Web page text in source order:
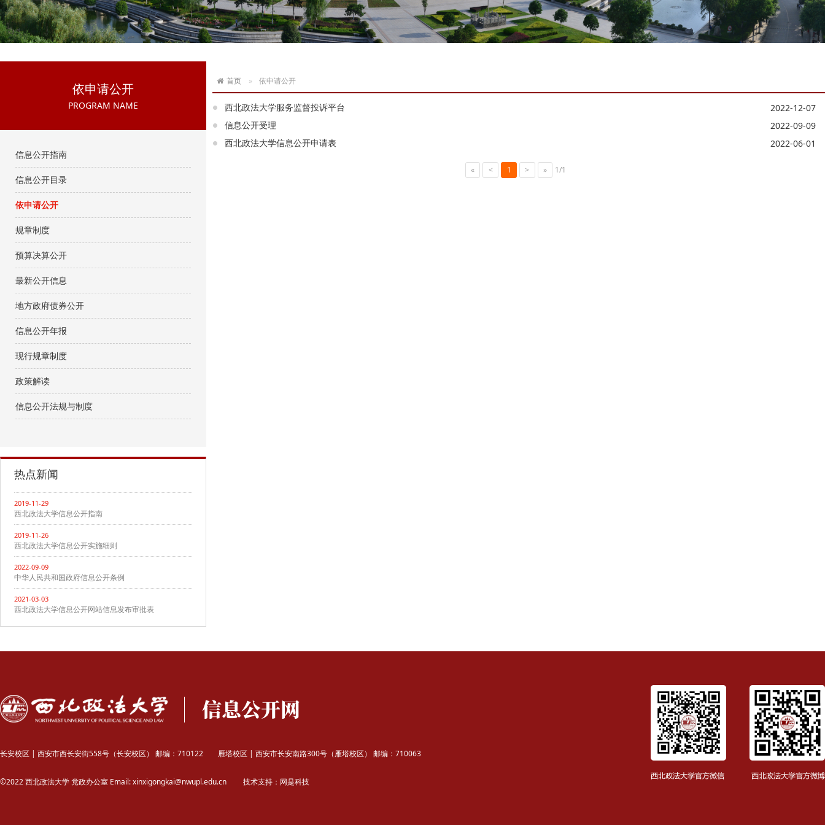
依申请公开
PROGRAM NAME
信息公开指南
信息公开目录
依申请公开
规章制度
预算决算公开
最新公开信息
地方政府债券公开
信息公开年报
现行规章制度
政策解读
信息公开法规与制度
热点新闻
2019-11-29
西北政法大学信息公开指南
2019-11-26
西北政法大学信息公开实施细则
2022-09-09
中华人民共和国政府信息公开条例
2021-03-03
西北政法大学信息公开网站信息发布审批表
首页 依申请公开
西北政法大学服务监督投诉平台
2022-12-07
信息公开受理
2022-09-09
西北政法大学信息公开申请表
2022-06-01
« < 1 > » 1/1
长安校区 | 西安市西长安街558号（长安校区） 邮编：710122 雁塔校区 | 西安市长安南路300号（雁塔校区） 邮编：710063
©2022 西北政法大学 党政办公室 Email: xinxigongkai@nwupl.edu.cn 技术支持： 网是科技